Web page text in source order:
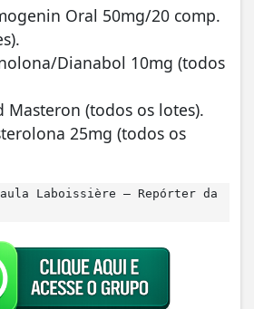
Oral 50mg/20 comp.
Dianabol 10mg (todos
Masteron (todos os lotes).
25mg (todos os
Laboissière – Repórter da